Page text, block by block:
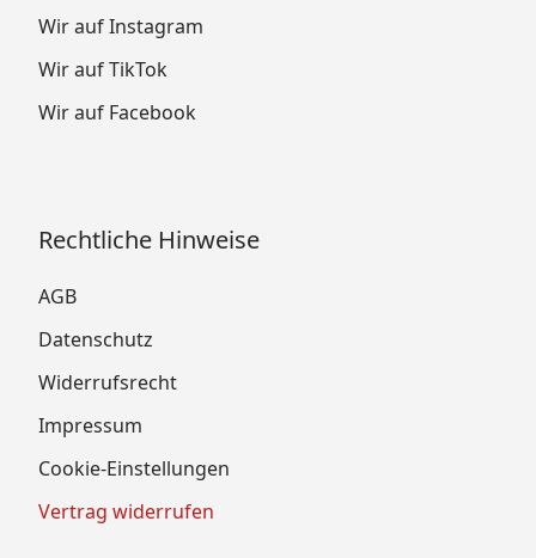
Wir auf Instagram
Wir auf TikTok
Wir auf Facebook
Rechtliche Hinweise
AGB
Datenschutz
Widerrufsrecht
Impressum
Cookie-Einstellungen
Vertrag widerrufen